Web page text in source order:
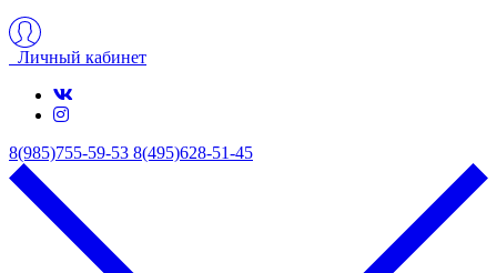
Личный кабинет
8(985)755-59-53 8(495)628-51-45